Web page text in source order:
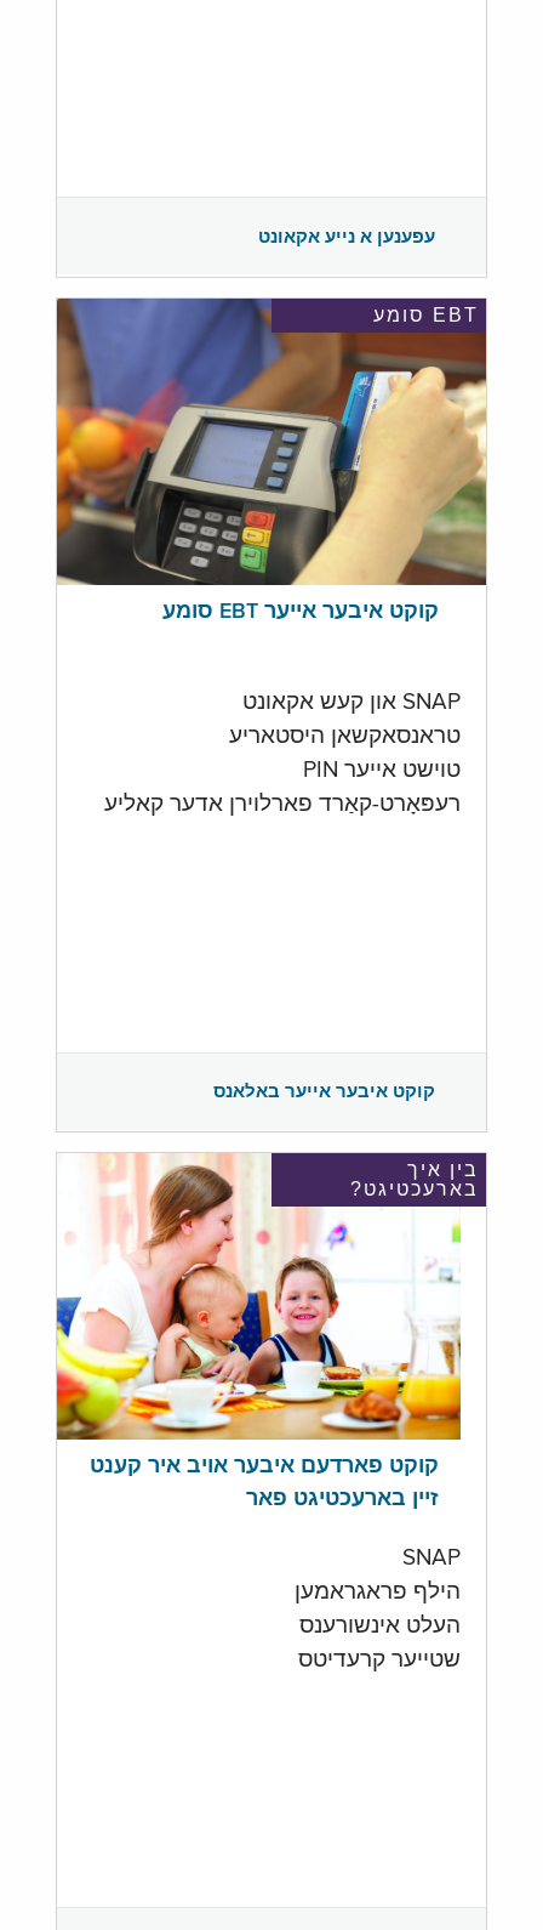
עפענען א נייע אקאונט
EBT סומע
קוקט איבער אייער EBT סומע
SNAP און קעש אקאונט
טראנסאקשאן היסטאריע
טוישט אייער PIN
רעפּאָרט-קאַרד פארלוירן אדער קאליע
קוקט איבער אייער באלאנס
בין איך
בארעכטיגט?
קוקט פארדעם איבער אויב איר קענט
זיין בארעכטיגט פאר
SNAP
הילף פראגראמען
העלט אינשורענס
שטייער קרעדיטס